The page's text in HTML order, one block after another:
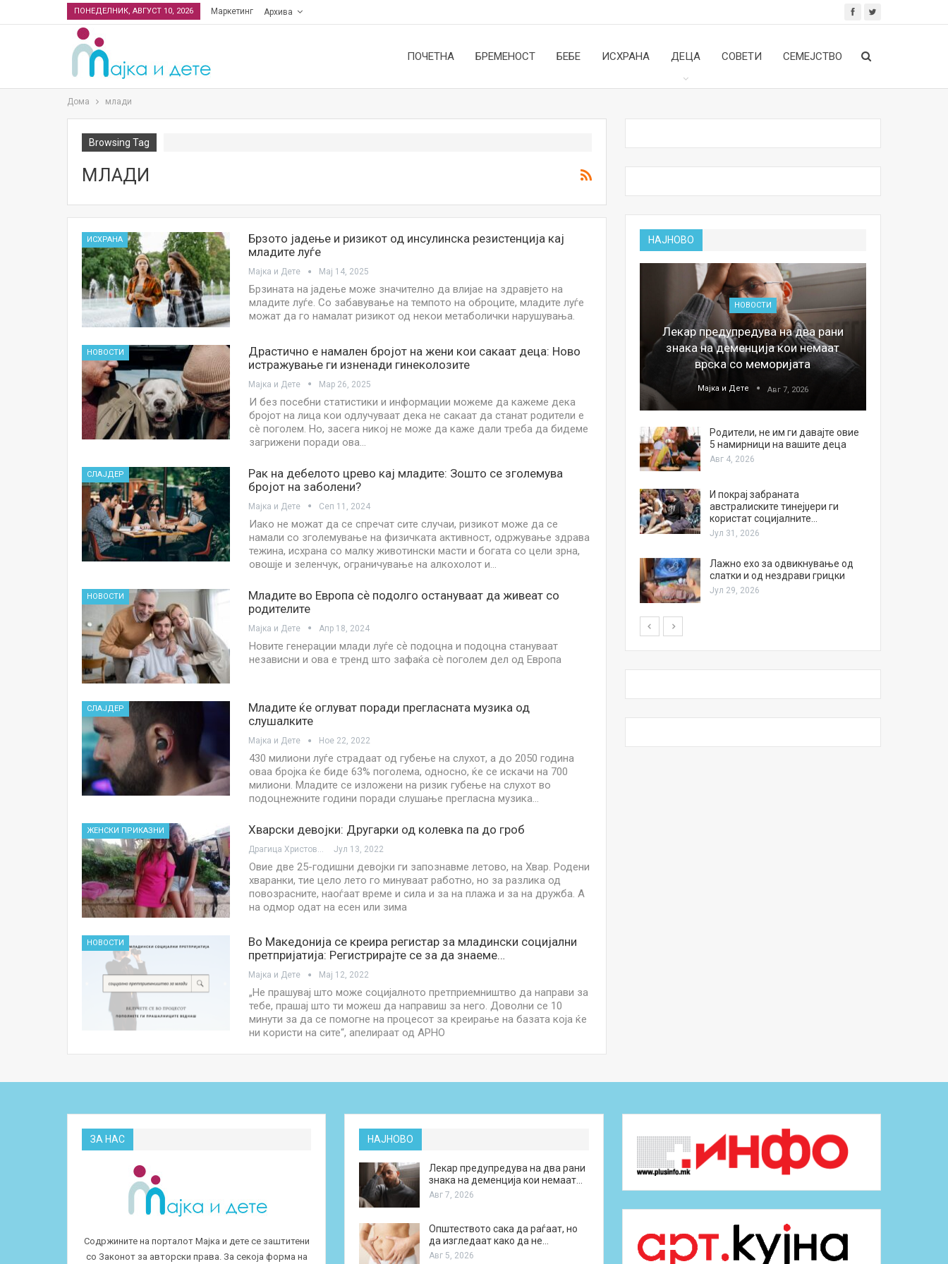
ПОНЕДЕЛНИК, АВГУСТ 10, 2026 Маркетинг Архива
ПОЧЕТНА БРЕМЕНОСТ БЕБЕ ИСХРАНА ДЕЦА СОВЕТИ СЕМЕЈСТВО
Дома млади
Browsing Tag
МЛАДИ
ИСХРАНА
Брзото јадење и ризикот од инсулинска резистенција кај
младите луѓе
Мајка и Дете Мај 14, 2025
Брзината на јадење може значително да влијае на здравјето на
младите луѓе. Со забавување на темпото на оброците, младите луѓе
можат да го намалат ризикот од некои метаболички нарушувања.
НОВОСТИ
Драстично е намален бројот на жени кои сакаат деца: Ново
истражување ги изненади гинеколозите
Мајка и Дете Мар 26, 2025
И без посебни статистики и информации можеме да кажеме дека
бројот на лица кои одлучуваат дека не сакаат да станат родители е
сè поголем. Но, засега никој не може да каже дали треба да бидеме
загрижени поради ова…
СЛАЈДЕР
Рак на дебелото црево кај младите: Зошто се зголемува
бројот на заболени?
Мајка и Дете Сеп 11, 2024
Иако не можат да се спречат сите случаи, ризикот може да се
намали со зголемување на физичката активност, одржување здрава
тежина, исхрана со малку животински масти и богата со цели зрна,
овошје и зеленчук, ограничување на алкохолот и…
НОВОСТИ
Младите во Европа сѐ подолго остануваат да живеат со
родителите
Мајка и Дете Апр 18, 2024
Новите генерации млади луѓе сѐ подоцна и подоцна стануваат
независни и ова е тренд што зафаќа сè поголем дел од Европа
СЛАЈДЕР
Младите ќе оглуват поради прегласната музика од
слушалките
Мајка и Дете Ное 22, 2022
430 милиони луѓе страдаат од губење на слухот, а до 2050 година
оваа бројка ќе биде 63% поголема, односно, ќе се искачи на 700
милиони. Младите се изложени на ризик губење на слухот во
подоцнежните години поради слушање прегласна музика…
ЖЕНСКИ ПРИКАЗНИ Хварски девојки: Другарки од колевка па до гроб
Драгица Христова Јул 13, 2022
Овие две 25-годишни девојки ги запознавме летово, на Хвар. Родени
хваранки, тие цело лето го минуваат работно, но за разлика од
повозрасните, наоѓаат време и сила и за на плажа и за на дружба. А
на одмор одат на есен или зима
НОВОСТИ
Во Македонија се креира регистар за младински социјални
претпријатија: Регистрирајте се за да знаеме…
Мајка и Дете Мај 12, 2022
„Не прашувај што може социјалното претприемништво да направи за
тебе, прашај што ти можеш да направиш за него. Доволни се 10
минути за да се помогне на процесот за креирање на базата која ќе
ни користи на сите“, апелираат од АРНО
НАЈНОВО
НОВОСТИ
Финците вложија милион евра во
кал, за посилен имунитет на децата
Малолетниците ќе бидат офлајн
Јул 23, 2026
многу…
Јул 22, 2026
Австралијка роди четири
случува еднаш на…
НОВОСТИ
Лекар предупредува на два рани
знака на деменција кои немаат
врска со меморијата
Мајка и Дете Авг 7, 2026
Родители, не им ги давајте овие
5 намирници на вашите деца
Авг 4, 2026
И покрај забраната
австралиските тинејџери ги
користат социјалните…
Јул 31, 2026
Лажно ехо за одвикнување од
слатки и од нездрави грицки
Јул 29, 2026
ЗА НАС
Содржините на порталот Мајка и дете се заштитени
со Законот за авторски права. За секоја форма на
НАЈНОВО
Лекар предупредува на два рани
знака на деменција кои немаат…
Авг 7, 2026
Општеството сака да раѓаат, но
да изгледаат како да не…
Авг 5, 2026